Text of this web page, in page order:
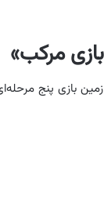
مرکب»
بازی پنج